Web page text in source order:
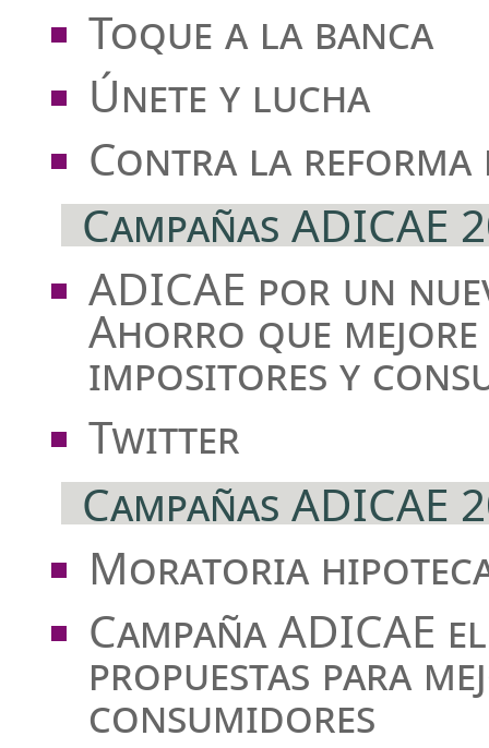
Toque a la banca
Únete y lucha
Contra la reforma
Campañas ADICAE
ADICAE por un
Ahorro que
impositores y
Twitter
Campañas ADICAE
Moratoria
Campaña ADICAE
propuestas para
consumidores